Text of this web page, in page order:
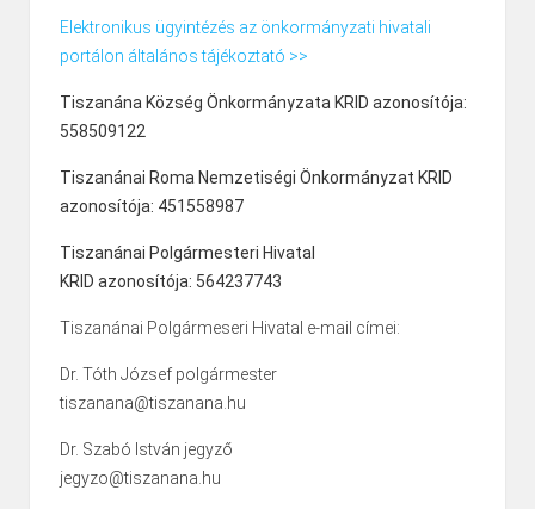
Elektronikus ügyintézés az önkormányzati hivatali
portálon általános tájékoztató >>
Tiszanána Község Önkormányzata KRID azonosítója:
558509122
Tiszanánai Roma Nemzetiségi Önkormányzat KRID
azonosítója: 451558987
Tiszanánai Polgármesteri Hivatal
KRID azonosítója: 564237743
Tiszanánai Polgármeseri Hivatal e-mail címei:
Dr. Tóth József polgármester
tiszanana@tiszanana.hu
Dr. Szabó István jegyző
jegyzo@tiszanana.hu